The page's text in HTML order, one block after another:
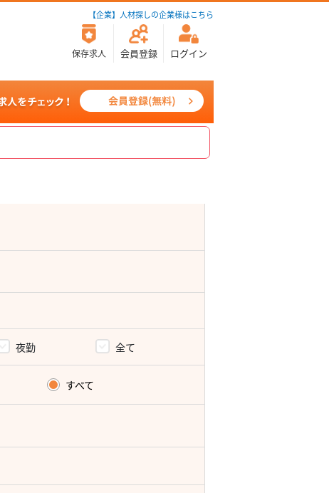
【企業】人材探しの企業様はこちら
保存求人 会員登録 ログイン
夜勤 全て
すべて